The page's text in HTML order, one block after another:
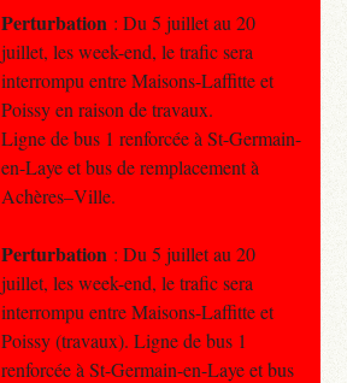
Perturbation : Du 5 juillet au 20
juillet, les week-end, le trafic sera
interrompu entre Maisons-Laffitte et
Poissy en raison de travaux.
Ligne de bus 1 renforcée à St-Germain-
en-Laye et bus de remplacement à
Achères–Ville.
Perturbation : Du 5 juillet au 20
juillet, les week-end, le trafic sera
interrompu entre Maisons-Laffitte et
Poissy (travaux). Ligne de bus 1
renforcée à St-Germain-en-Laye et bus